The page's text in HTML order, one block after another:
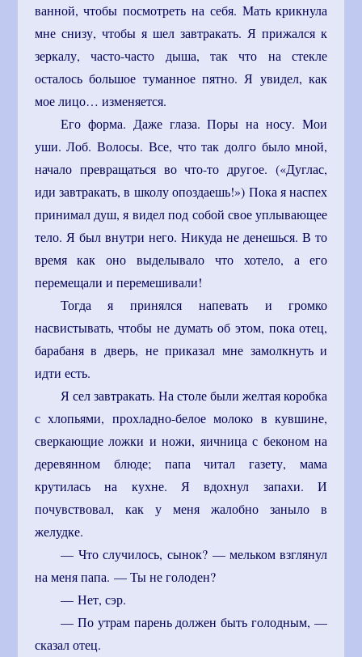
ванной, чтобы посмотреть на себя. Мать крикнула
мне снизу, чтобы я шел завтракать. Я прижался к
зеркалу, часто-часто дыша, так что на стекле
осталось большое туманное пятно. Я увидел, как
мое лицо… изменяется.
Его форма. Даже глаза. Поры на носу. Мои
уши. Лоб. Волосы. Все, что так долго было мной,
начало превращаться во что-то другое. («Дуглас,
иди завтракать, в школу опоздаешь!») Пока я наспех
принимал душ, я видел под собой свое уплывающее
тело. Я был внутри него. Никуда не денешься. В то
время как оно выделывало что хотело, а его
перемещали и перемешивали!
Тогда я принялся напевать и громко
насвистывать, чтобы не думать об этом, пока отец,
барабаня в дверь, не приказал мне замолкнуть и
идти есть.
Я сел завтракать. На столе были желтая коробка
с хлопьями, прохладно-белое молоко в кувшине,
сверкающие ложки и ножи, яичница с беконом на
деревянном блюде; папа читал газету, мама
крутилась на кухне. Я вдохнул запахи. И
почувствовал, как у меня жалобно заныло в
желудке.
— Что случилось, сынок? — мельком взглянул
на меня папа. — Ты не голоден?
— Нет, сэр.
— По утрам парень должен быть голодным, —
сказал отец.